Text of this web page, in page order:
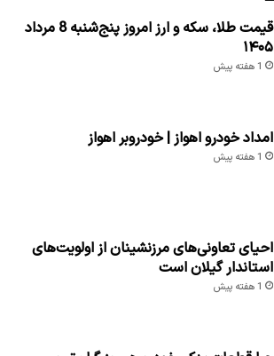
قیمت طلا، سکه و ارز امروز پنج‌شنبه 8 مرداد
۱۴۰۵
1 هفته پیش
امداد خودرو اهواز | خودروبر اهواز
1 هفته پیش
احیای تعاونی‌های مرزنشینان از اولویت‌های
استاندار گیلان است
1 هفته پیش